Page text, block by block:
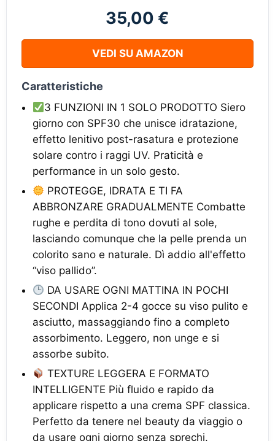
35,00 €
VEDI SU AMAZON
Caratteristiche
3 FUNZIONI IN 1 SOLO PRODOTTO Siero
giorno con SPF30 che unisce idratazione,
effetto lenitivo post-rasatura e protezione
solare contro i raggi UV. Praticità e
performance in un solo gesto.
PROTEGGE, IDRATA E TI FA
ABBRONZARE GRADUALMENTE Combatte
rughe e perdita di tono dovuti al sole,
lasciando comunque che la pelle prenda un
colorito sano e naturale. Dì addio all'effetto
“viso pallido”.
DA USARE OGNI MATTINA IN POCHI
SECONDI Applica 2-4 gocce su viso pulito e
asciutto, massaggiando fino a completo
assorbimento. Leggero, non unge e si
assorbe subito.
TEXTURE LEGGERA E FORMATO
INTELLIGENTE Più fluido e rapido da
applicare rispetto a una crema SPF classica.
Perfetto da tenere nel beauty da viaggio o
da usare ogni giorno senza sprechi.